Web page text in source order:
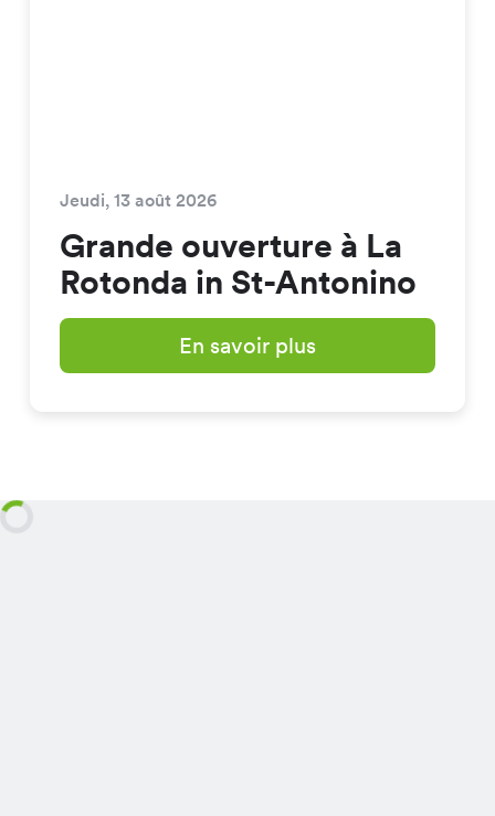
Jeudi, 13 août 2026
Grande ouverture à La
Rotonda in St-Antonino
En savoir plus